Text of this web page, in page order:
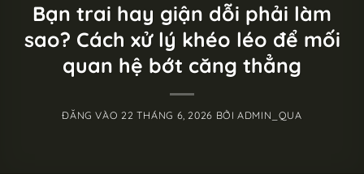
Bạn trai hay giận dỗi phải làm
sao? Cách xử lý khéo léo để mối
quan hệ bớt căng thẳng
ĐĂNG VÀO 22 THÁNG 6, 2026 BỞIADMIN_QUA